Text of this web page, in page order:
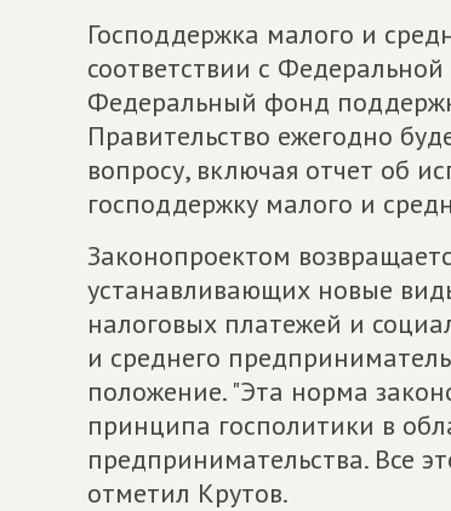
Господдержка малого и
соответствии с
Федеральный фонд
Правительство ежегодно
вопросу, включая отчет об
господдержку малого и
Законопроектом
устанавливающих новые
налоговых платежей и
и среднего
положение. "Эта норма
принципа госполитики в
предпринимательства. Все
отметил Крутов.